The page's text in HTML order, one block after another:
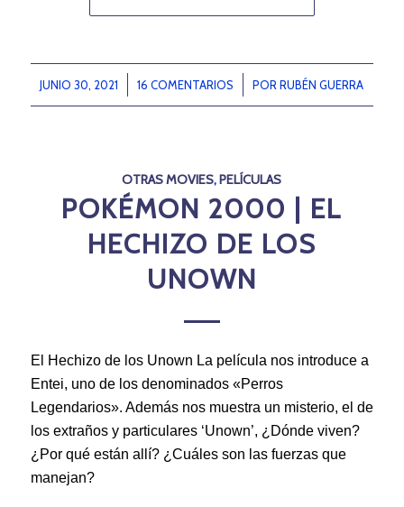
JUNIO 30, 2021
/ 16 COMENTARIOS
/ PORRUBÉN GUERRA
OTRAS MOVIES,PELÍCULAS
POKÉMON 2000 | EL
HECHIZO DE LOS
UNOWN
El Hechizo de los Unown La película nos introduce a
Entei, uno de los denominados «Perros
Legendarios». Además nos muestra un misterio, el de
los extraños y particulares ‘Unown’, ¿Dónde viven?
¿Por qué están allí? ¿Cuáles son las fuerzas que
manejan?